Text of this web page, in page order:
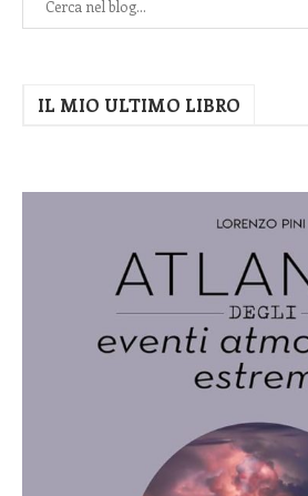
IL MIO ULTIMO LIBRO